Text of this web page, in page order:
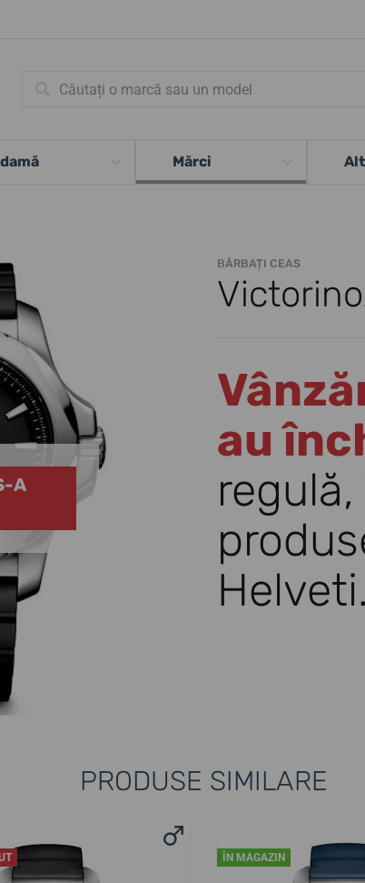
Mărci
BĂRBAȚI CEAS
A
au
Helveti.
PRODUSE SIMILARE
ÎN MAGAZIN